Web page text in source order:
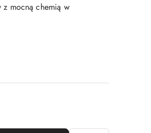
z mocną chemią w